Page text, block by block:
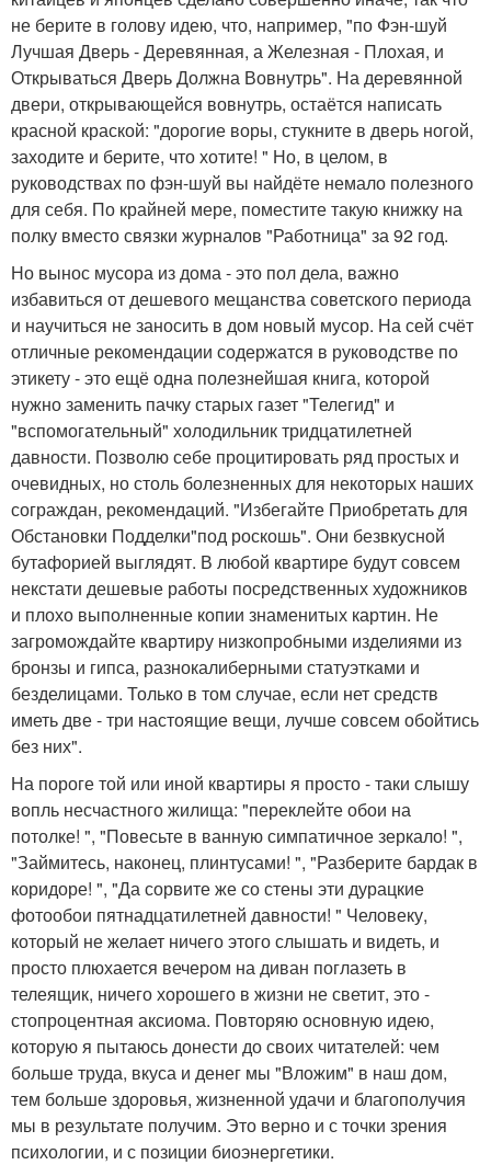
не берите в голову идею, что, например, "по Фэн-шуй
Лучшая Дверь - Деревянная, а Железная - Плохая, и
Открываться Дверь Должна Вовнутрь". На деревянной
двери, открывающейся вовнутрь, остаётся написать
красной краской: "дорогие воры, стукните в дверь ногой,
заходите и берите, что хотите! " Но, в целом, в
руководствах по фэн-шуй вы найдёте немало полезного
для себя. По крайней мере, поместите такую книжку на
полку вместо связки журналов "Работница" за 92 год.
Но вынос мусора из дома - это пол дела, важно
избавиться от дешевого мещанства советского периода
и научиться не заносить в дом новый мусор. На сей счёт
отличные рекомендации содержатся в руководстве по
этикету - это ещё одна полезнейшая книга, которой
нужно заменить пачку старых газет "Телегид" и
"вспомогательный" холодильник тридцатилетней
давности. Позволю себе процитировать ряд простых и
очевидных, но столь болезненных для некоторых наших
сограждан, рекомендаций. "Избегайте Приобретать для
Обстановки Подделки"под роскошь". Они безвкусной
бутафорией выглядят. В любой квартире будут совсем
некстати дешевые работы посредственных художников
и плохо выполненные копии знаменитых картин. Не
загромождайте квартиру низкопробными изделиями из
бронзы и гипса, разнокалиберными статуэтками и
безделицами. Только в том случае, если нет средств
иметь две - три настоящие вещи, лучше совсем обойтись
без них".
На пороге той или иной квартиры я просто - таки слышу
вопль несчастного жилища: "переклейте обои на
потолке! ", "Повесьте в ванную симпатичное зеркало! ",
"Займитесь, наконец, плинтусами! ", "Разберите бардак в
коридоре! ", "Да сорвите же со стены эти дурацкие
фотообои пятнадцатилетней давности! " Человеку,
который не желает ничего этого слышать и видеть, и
просто плюхается вечером на диван поглазеть в
телеящик, ничего хорошего в жизни не светит, это -
стопроцентная аксиома. Повторяю основную идею,
которую я пытаюсь донести до своих читателей: чем
больше труда, вкуса и денег мы "Вложим" в наш дом,
тем больше здоровья, жизненной удачи и благополучия
мы в результате получим. Это верно и с точки зрения
психологии, и с позиции биоэнергетики.